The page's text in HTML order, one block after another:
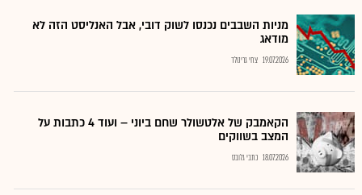
מניות השבבים נכנסו לשוק דובי, אבל האנליסט הזה לא
מודאג
19.07.2026 צחי גרינולד
הקאמבק של אלטשולר שחם ביוני – ועוד 4 כתבות על
המצב בשווקים
18.07.2026 כתבי גלובס